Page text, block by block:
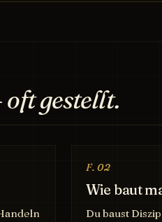
oft gestellt.
F. 02
Wie baut
Du baust